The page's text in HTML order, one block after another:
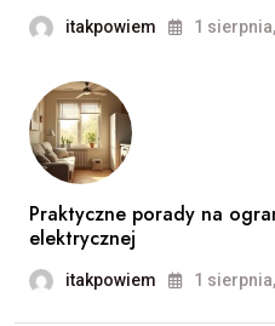
itakpowiem 1
Praktyczne porady na
elektrycznej
itakpowiem 1